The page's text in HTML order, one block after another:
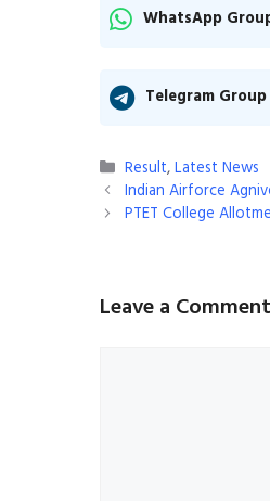
WhatsApp
Telegram Group
Categories
Result,Latest News
Indian Airforce
PTET College
Leave a Comment